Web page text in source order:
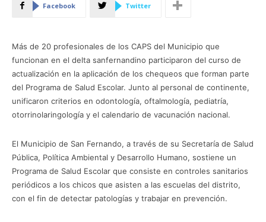
Facebook Twitter
Más de 20 profesionales de los CAPS del Municipio que
funcionan en el delta sanfernandino participaron del curso de
actualización en la aplicación de los chequeos que forman parte
del Programa de Salud Escolar. Junto al personal de continente,
unificaron criterios en odontología, oftalmología, pediatría,
otorrinolaringología y el calendario de vacunación nacional.
El Municipio de San Fernando, a través de su Secretaría de Salud
Pública, Política Ambiental y Desarrollo Humano, sostiene un
Programa de Salud Escolar que consiste en controles sanitarios
periódicos a los chicos que asisten a las escuelas del distrito,
con el fin de detectar patologías y trabajar en prevención.